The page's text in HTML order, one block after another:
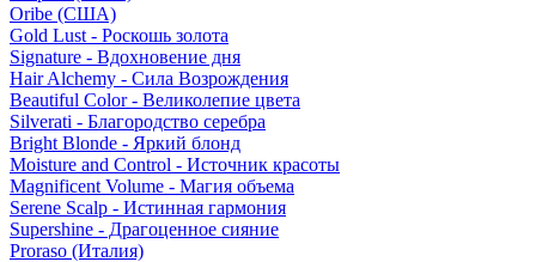
Oribe (США)
Gold Lust - Роскошь золота
Signature - Вдохновение дня
Hair Alchemy - Сила Возрождения
Beautiful Color - Великолепие цвета
Silverati - Благородство серебра
Bright Blonde - Яркий блонд
Moisture and Control - Источник красоты
Magnificent Volume - Магия объема
Serene Scalp - Истинная гармония
Supershine - Драгоценное сияние
Proraso (Италия)